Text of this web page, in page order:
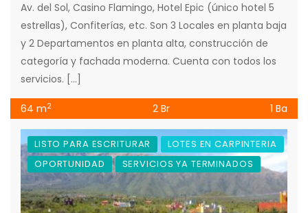
Av. del Sol, Casino Flamingo, Hotel Epic (único hotel 5
estrellas), Confiterías, etc. Son 3 Locales en planta baja
y 2 Departamentos en planta alta, construcción de
categoría y fachada moderna. Cuenta con todos los
servicios. […]
64 m2 2 Br 1 Ba
LISTO PARA ESCRITURAR
LOTES EN CARPINTERIA
OPORTUNIDAD
SERVICIOS YA TERMINADOS